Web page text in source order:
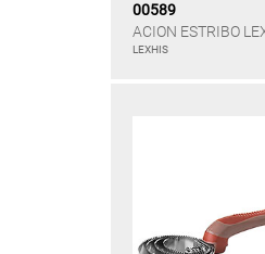
00589
ACION ESTRIBO
LEXHIS